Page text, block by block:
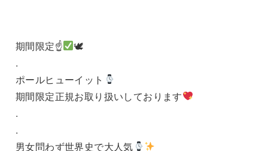
期間限定☝
🕊
.
ポールヒューイット
期間限定正規お取り扱いしております
.
.
男女問わず世界史で大人気